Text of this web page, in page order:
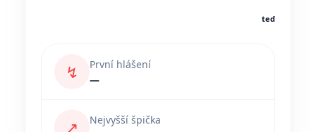
teď
↯
První hlášení
—
↗
Nejvyšší špička